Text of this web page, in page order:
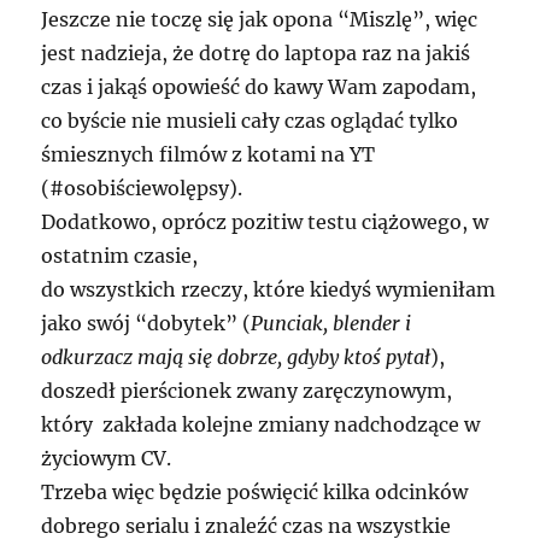
Jeszcze nie toczę się jak opona “Miszlę”, więc
jest nadzieja, że dotrę do laptopa raz na jakiś
czas i jakąś opowieść do kawy Wam zapodam,
co byście nie musieli cały czas oglądać tylko
śmiesznych filmów z kotami na YT
(#osobiściewolępsy).
Dodatkowo, oprócz pozitiw testu ciążowego, w
ostatnim czasie,
do wszystkich rzeczy, które kiedyś wymieniłam
jako swój “dobytek” (Punciak, blender i
odkurzacz mają się dobrze, gdyby ktoś pytał),
doszedł pierścionek zwany zaręczynowym,
który zakłada kolejne zmiany nadchodzące w
życiowym CV.
Trzeba więc będzie poświęcić kilka odcinków
dobrego serialu i znaleźć czas na wszystkie